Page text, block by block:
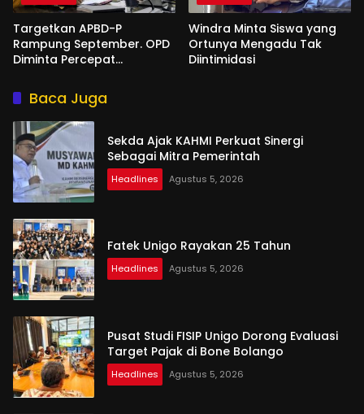
Targetkan APBD-P
Rampung September. OPD
Diminta Percepat
Windra Minta Siswa yang
Ortunya Mengadu Tak
Diintimidasi
Baca Juga
Sekda Ajak KAHMI Perkuat Sinergi
Sebagai Mitra Pemerintah
Headlines Agustus 5, 2026
Fatek Unigo Rayakan 25 Tahun
Headlines Agustus 5, 2026
Pusat Studi FISIP Unigo Dorong Evaluasi
Target Pajak di Bone Bolango
Headlines Agustus 5, 2026